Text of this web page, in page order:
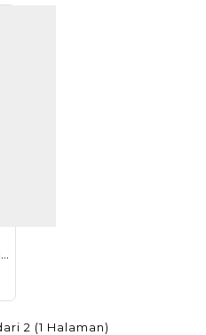
Kenmaster K-800 Gunting 8 Inch Taman Dahan Ranting Daun Pruning Shears
2 (1 Halaman)